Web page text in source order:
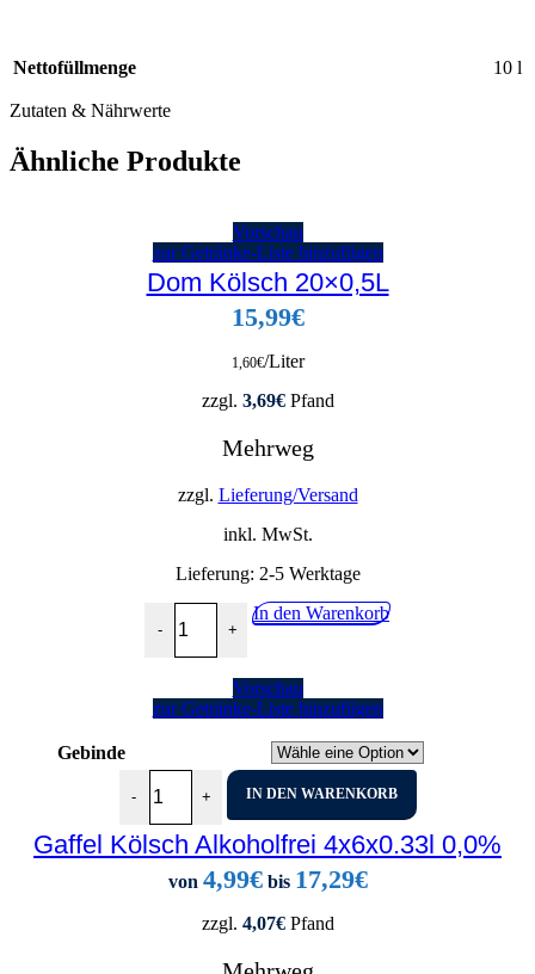
Nettofüllmenge 10 l
Zutaten & Nährwerte
Ähnliche Produkte
Vorschau
zur Getränke-Liste hinzufügen
Dom Kölsch 20×0,5L
15,99€
1,60€/Liter
zzgl. 3,69€Pfand
Mehrweg
zzgl. Lieferung/Versand
inkl. MwSt.
Lieferung: 2-5 Werktage
-
Dom Kölsch 20x0,5L Menge
+
In den Warenkorb
Vorschau
zur Getränke-Liste hinzufügen
Gebinde
-
Gaffel Kölsch Alkoholfrei 4x6x0.33l 0,0% Menge
+ IN DEN WARENKORB
Gaffel Kölsch Alkoholfrei 4x6x0.33l 0,0%
von 4,99€bis 17,29€
zzgl. 4,07€Pfand